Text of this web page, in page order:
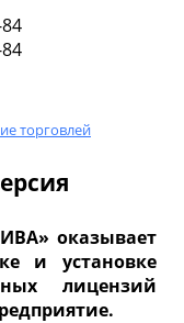
торговлей
оказывает
и установке
лицензий